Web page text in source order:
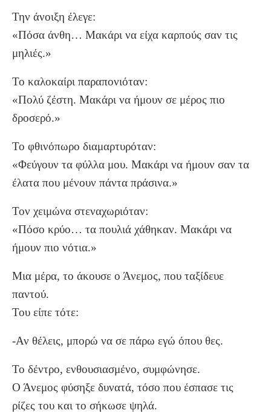
Την άνοιξη έλεγε:
«Πόσα άνθη… Μακάρι να είχα καρπούς σαν τις
μηλιές.»
Το καλοκαίρι παραπονιόταν:
«Πολύ ζέστη. Μακάρι να ήμουν σε μέρος πιο
δροσερό.»
Το φθινόπωρο διαμαρτυρόταν:
«Φεύγουν τα φύλλα μου. Μακάρι να ήμουν σαν τα
έλατα που μένουν πάντα πράσινα.»
Τον χειμώνα στεναχωριόταν:
«Πόσο κρύο… τα πουλιά χάθηκαν. Μακάρι να
ήμουν πιο νότια.»
Μια μέρα, το άκουσε ο Άνεμος, που ταξίδευε
παντού.
Του είπε τότε:
-Αν θέλεις, μπορώ να σε πάρω εγώ όπου θες.
Το δέντρο, ενθουσιασμένο, συμφώνησε.
Ο Άνεμος φύσηξε δυνατά, τόσο που έσπασε τις
ρίζες του και το σήκωσε ψηλά.